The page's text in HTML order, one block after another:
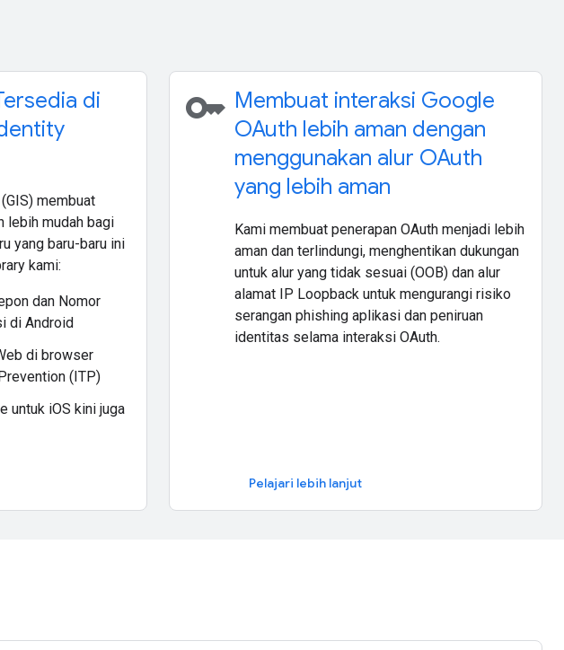
di
membuat
lebih mudah bagi
yang baru-baru ini
kami:
dan Nomor
di Android
di browser
(ITP)
untuk iOS kini juga
key Membuat interaksi Google
OAuth lebih aman dengan
menggunakan alur OAuth
yang lebih aman
Kami membuat penerapan OAuth menjadi lebih
aman dan terlindungi, menghentikan dukungan
untuk alur yang tidak sesuai (OOB) dan alur
alamat IP Loopback untuk mengurangi risiko
serangan phishing aplikasi dan peniruan
identitas selama interaksi OAuth.
Pelajari lebih lanjut